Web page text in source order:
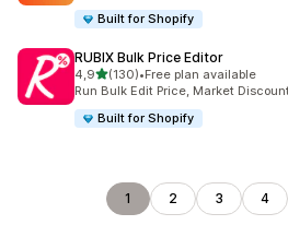
Built for Shopify
RUBIX Bulk Price Editor
4,95 yıldız üzerinden
(130)
toplam 130 değerlendirme
•Free plan available
Run Bulk Edit Price, Market
Built for Shopify
1 2 3 4